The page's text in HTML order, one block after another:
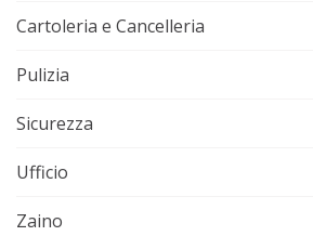
Cartoleria e Cancelleria
Pulizia
Sicurezza
Ufficio
Zaino